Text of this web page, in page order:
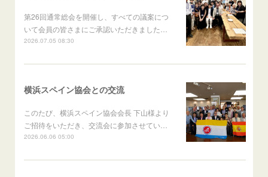
第26回通常総会を開催し、すべての議案につ
いて会員の皆さまにご承認いただきました…
2026.07.05 08:30
横浜スペイン協会との交流
このたび、横浜スペイン協会会長 下山様より
ご招待をいただき、交流会に参加させてい…
2026.06.06 05:00